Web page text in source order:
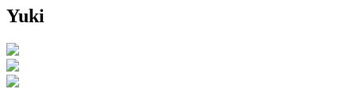
Yuki